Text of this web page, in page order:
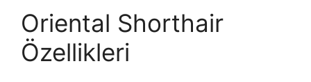
Oriental Shorthair
Özellikleri